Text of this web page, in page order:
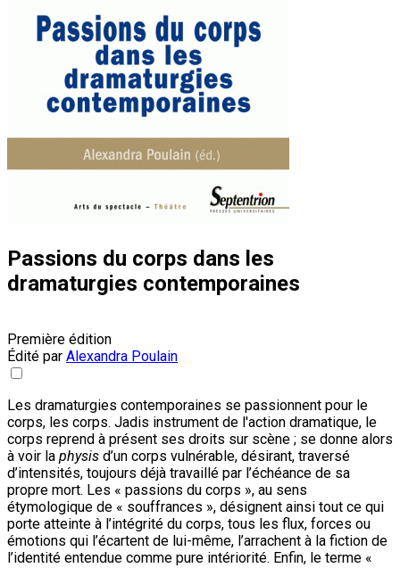
Passions du corps dans les
dramaturgies contemporaines
Première édition
Édité par Alexandra Poulain
Les dramaturgies contemporaines se passionnent pour le
corps, les corps. Jadis instrument de l'action dramatique, le
corps reprend à présent ses droits sur scène ; se donne alors
à voir la physis d’un corps vulnérable, désirant, traversé
d’intensités, toujours déjà travaillé par l’échéance de sa
propre mort. Les « passions du corps », au sens
étymologique de « souffrances », désignent ainsi tout ce qui
porte atteinte à l’intégrité du corps, tous les flux, forces ou
émotions qui l’écartent de lui-même, l’arrachent à la fiction de
l’identité entendue comme pure intériorité. Enfin, le terme «